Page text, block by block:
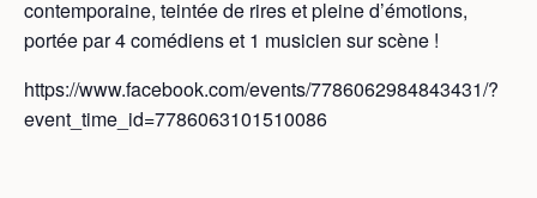
contemporaine, teintée de rires et pleine d’émotions,
portée par 4 comédiens et 1 musicien sur scène !
https://www.facebook.com/events/7786062984843431/?
event_time_id=7786063101510086